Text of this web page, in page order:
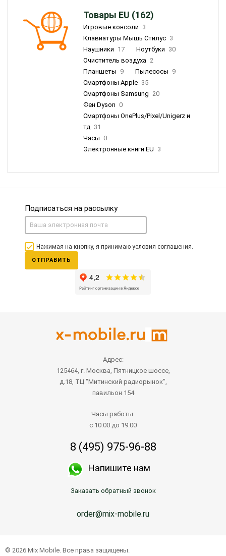
Товары EU (162)
Игровые консоли 3
Клавиатуры Мышь Стилус 3
Наушники 17 Ноутбуки 30
Очиститель воздуха 2
Планшеты 9 Пылесосы 9
Смартфоны Apple 35
Смартфоны Samsung 20
Фен Dyson 0
Смартфоны OnePlus/Pixel/Unigerz и
тд 31
Часы 0
Электронные книги EU 3
Подписаться на рассылку
Нажимая на кнопку, я принимаю условия соглашения.
ОТПРАВИТЬ
Адрес:
125464, г. Москва, Пятницкое шоссе,
д.18, ТЦ "Митинский радиорынок",
павильон 154
Часы работы:
с 10.00 до 19.00
8 (495) 975-96-88
Напишите нам
Заказать обратный звонок
order@mix-mobile.ru
© 2026 Mix Mobile. Все права защищены.